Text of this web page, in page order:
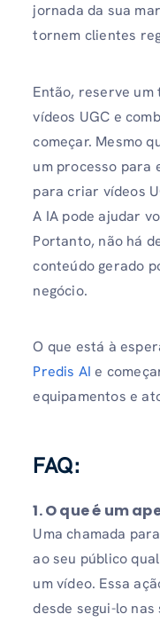
jornada da sua
tornem clientes
Então, reserve
vídeos UGC e
começar. Mesmo
um processo para
para criar vídeos
A IA pode ajudar
Portanto, não há
conteúdo gerado
negócio.
O que está à
Predis AI e
equipamentos e
FAQ:
1. O que é um
Uma chamada
ao seu público
um vídeo. Essa
desde segui-lo